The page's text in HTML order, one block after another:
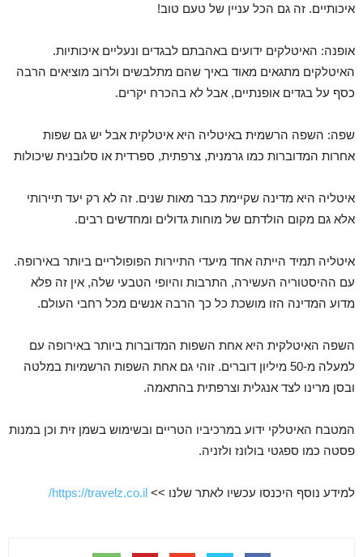
איכותיים. זה גם הכל עניין של טעם טוב!
אופנה: האיטלקים ידועים באהבתם לבגדים ונעליים איכותיות.
האיטלקים מתגאים מאוד באיך שהם מתלבשים ולרוב מוציאים הרבה
כסף על בגדים אופנתיים, אבל לא בהכרח יקרים.
שפה: השפה הרשמית באיטליה היא איטלקית אבל יש גם שפות
אחרות המדוברות כמו גרמנית, צרפתית, ספרדית או סלובנית שיכולות
איטליה היא מדינה שקיימת כבר מאות שנים. זה לא רק יעד תיירותי
אלא גם מקום הולדתם של מוחות גדולים ומחדשים רבים.
איטליה תמיד הייתה אחד מיעדי התיירות הפופולריים ביותר באירופה.
עם ההיסטוריה העשירה, התרבות והיופי הטבעי שלה, אין זה פלא
מדוע המדינה הזו מושכת כל כך הרבה אנשים מכל רחבי העולם.
השפה האיטלקית היא אחת השפות המדוברות ביותר באירופה עם
למעלה מ-50 מיליון דוברים. זוהי גם אחת השפות הרשמיות במלטה
ובסן מרינו לצד אנגלית וצרפתית בהתאמה.
המטבח האיטלקי ידוע במרכיביו הטריים ובשימוש בשמן זית וכן במנות
פסטה כמו ספגטי בולונז ולזניה.
למידע נוסף היכנסו עכשיו לאתר שלנו >> https://travelz.co.il/